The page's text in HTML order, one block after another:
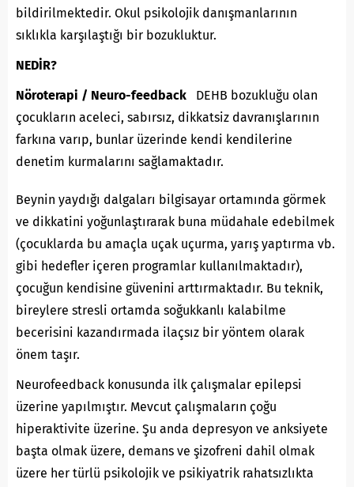
bildirilmektedir. Okul psikolojik danışmanlarının
sıklıkla karşılaştığı bir bozukluktur.
NEDİR?
Nöroterapi / Neuro-feedback DEHB bozukluğu olan
çocukların aceleci, sabırsız, dikkatsiz davranışlarının
farkına varıp, bunlar üzerinde kendi kendilerine
denetim kurmalarını sağlamaktadır.
Beynin yaydığı dalgaları bilgisayar ortamında görmek
ve dikkatini yoğunlaştırarak buna müdahale edebilmek
(çocuklarda bu amaçla uçak uçurma, yarış yaptırma vb.
gibi hedefler içeren programlar kullanılmaktadır),
çocuğun kendisine güvenini arttırmaktadır. Bu teknik,
bireylere stresli ortamda soğukkanlı kalabilme
becerisini kazandırmada ilaçsız bir yöntem olarak
önem taşır.
Neurofeedback konusunda ilk çalışmalar epilepsi
üzerine yapılmıştır. Mevcut çalışmaların çoğu
hiperaktivite üzerine. Şu anda depresyon ve anksiyete
başta olmak üzere, demans ve şizofreni dahil olmak
üzere her türlü psikolojik ve psikiyatrik rahatsızlıkta